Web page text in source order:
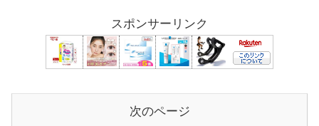
スポンサーリンク
次のページ